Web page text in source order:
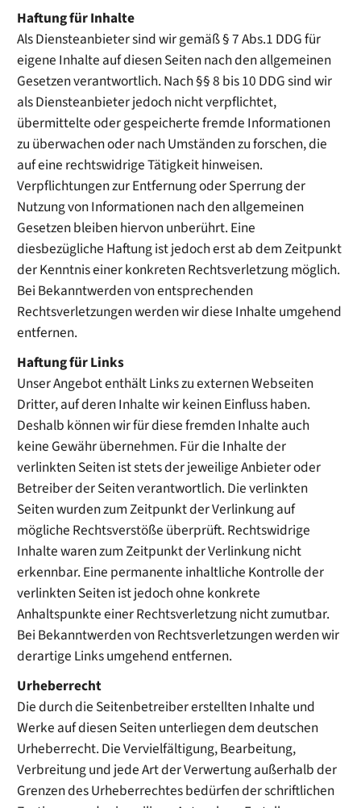
Haftung für Inhalte
Als Diensteanbieter sind wir gemäß § 7 Abs.1 DDG für
eigene Inhalte auf diesen Seiten nach den allgemeinen
Gesetzen verantwortlich. Nach §§ 8 bis 10 DDG sind wir
als Diensteanbieter jedoch nicht verpflichtet,
übermittelte oder gespeicherte fremde Informationen
zu überwachen oder nach Umständen zu forschen, die
auf eine rechtswidrige Tätigkeit hinweisen.
Verpflichtungen zur Entfernung oder Sperrung der
Nutzung von Informationen nach den allgemeinen
Gesetzen bleiben hiervon unberührt. Eine
diesbezügliche Haftung ist jedoch erst ab dem Zeitpunkt
der Kenntnis einer konkreten Rechtsverletzung möglich.
Bei Bekanntwerden von entsprechenden
Rechtsverletzungen werden wir diese Inhalte umgehend
entfernen.
Haftung für Links
Unser Angebot enthält Links zu externen Webseiten
Dritter, auf deren Inhalte wir keinen Einfluss haben.
Deshalb können wir für diese fremden Inhalte auch
keine Gewähr übernehmen. Für die Inhalte der
verlinkten Seiten ist stets der jeweilige Anbieter oder
Betreiber der Seiten verantwortlich. Die verlinkten
Seiten wurden zum Zeitpunkt der Verlinkung auf
mögliche Rechtsverstöße überprüft. Rechtswidrige
Inhalte waren zum Zeitpunkt der Verlinkung nicht
erkennbar. Eine permanente inhaltliche Kontrolle der
verlinkten Seiten ist jedoch ohne konkrete
Anhaltspunkte einer Rechtsverletzung nicht zumutbar.
Bei Bekanntwerden von Rechtsverletzungen werden wir
derartige Links umgehend entfernen.
Urheberrecht
Die durch die Seitenbetreiber erstellten Inhalte und
Werke auf diesen Seiten unterliegen dem deutschen
Urheberrecht. Die Vervielfältigung, Bearbeitung,
Verbreitung und jede Art der Verwertung außerhalb der
Grenzen des Urheberrechtes bedürfen der schriftlichen